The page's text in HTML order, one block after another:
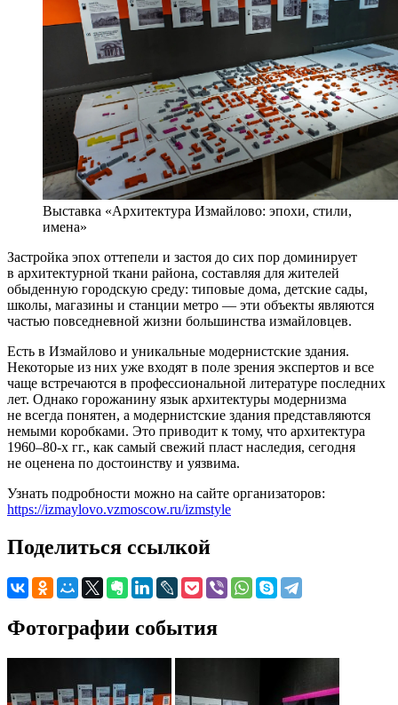
Выставка «Архитектура Измайлово: эпохи, стили,
имена»
Застройка эпох оттепели и застоя до сих пор доминирует
в архитектурной ткани района, составляя для жителей
обыденную городскую среду: типовые дома, детские сады,
школы, магазины и станции метро — эти объекты являются
частью повседневной жизни большинства измайловцев.
Есть в Измайлово и уникальные модернистские здания.
Некоторые из них уже входят в поле зрения экспертов и все
чаще встречаются в профессиональной литературе последних
лет. Однако горожанину язык архитектуры модернизма
не всегда понятен, а модернистские здания представляются
немыми коробками. Это приводит к тому, что архитектура
1960–80-х гг., как самый свежий пласт наследия, сегодня
не оценена по достоинству и уязвима.
Узнать подробности можно на сайте организаторов:
https://izmaylovo.vzmoscow.ru/izmstyle
Поделиться ссылкой
Фотографии события